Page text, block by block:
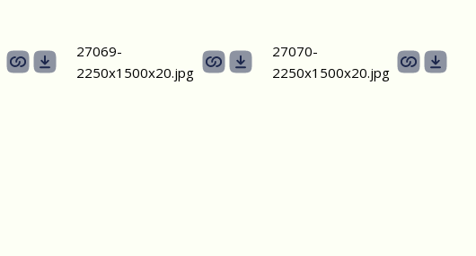
27069-
2250х1500х20.jpg
27070-
2250х1500х20.jpg